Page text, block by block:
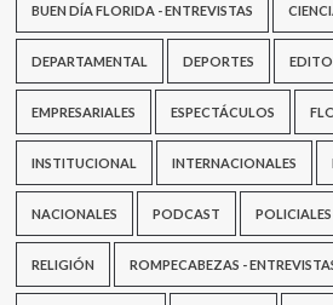
BUEN DÍA FLORIDA - ENTREVISTAS
DEPARTAMENTAL DEPORTES
EMPRESARIALES ESPECTÁCULOS
INSTITUCIONAL INTERNACIONALES
NACIONALES PODCAST POLICIALES
RELIGIÓN ROMPECABEZAS -